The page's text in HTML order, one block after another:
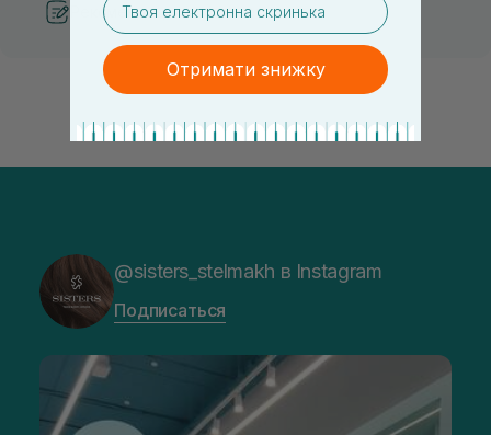
Рекомендации от косметологов
@sisters_stelmakh в Instagram
Подписаться
Отримати знижку